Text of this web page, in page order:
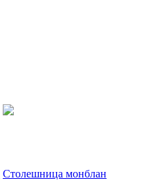
Столешница монблан